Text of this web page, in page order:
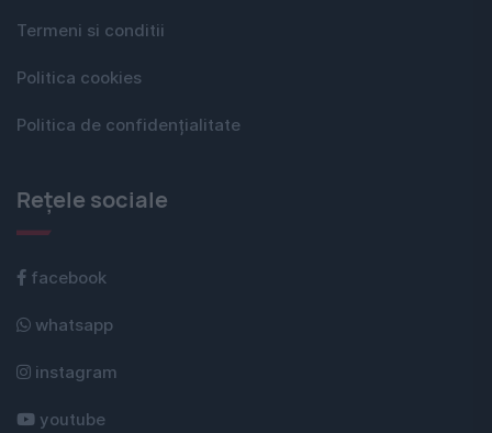
Termeni si conditii
Politica cookies
Politica de confidențialitate
Rețele sociale
facebook
whatsapp
instagram
youtube